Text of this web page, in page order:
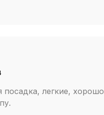
посадка, легкие, хорошо